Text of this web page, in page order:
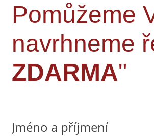
Pomůžeme
navrhneme
ZDARMA"
Jméno a příjmení